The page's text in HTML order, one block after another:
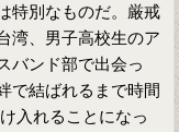
特別なものだ。厳戒
湾、男子高校生のア
バンド部で出会っ
で結ばれるまで時間
入れることになっ